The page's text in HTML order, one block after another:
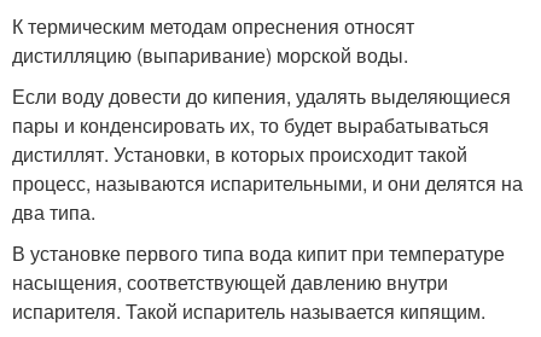
К термическим методам опреснения относят
дистилляцию (выпаривание) морской воды.
Если воду довести до кипения, удалять выделяющиеся
пары и конденсировать их, то будет вырабатываться
дистиллят. Установки, в которых происходит такой
процесс, называются испарительными, и они делятся на
два типа.
В установке первого типа вода кипит при температуре
насыщения, соответствующей давлению внутри
испарителя. Такой испаритель называется кипящим.